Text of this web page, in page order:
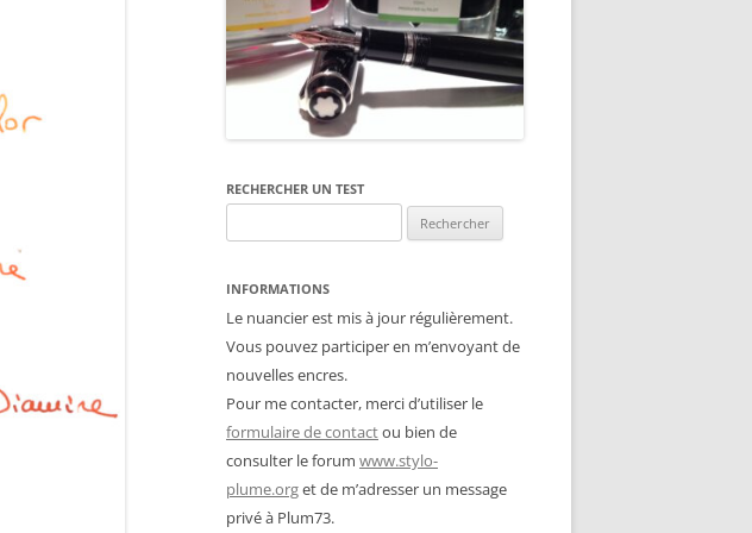
COMPARATIFS ROUGES
COMPARATIFS JAUNES
RECHERCHER UN TEST
INFORMATIONS
Le nuancier est mis à jour régulièrement.
Vous pouvez participer en m’envoyant de
nouvelles encres.
Pour me contacter, merci d’utiliser le
formulaire de contactou bien de
consulter le forum www.stylo-
plume.orget de m’adresser un message
privé à Plum73.